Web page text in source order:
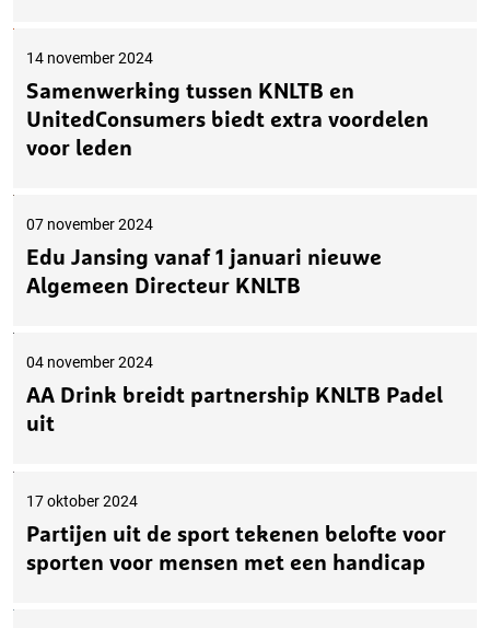
14 november 2024
Samenwerking tussen KNLTB en
UnitedConsumers biedt extra voordelen
voor leden
07 november 2024
Edu Jansing vanaf 1 januari nieuwe
Algemeen Directeur KNLTB
04 november 2024
AA Drink breidt partnership KNLTB Padel
uit
17 oktober 2024
Partijen uit de sport tekenen belofte voor
sporten voor mensen met een handicap